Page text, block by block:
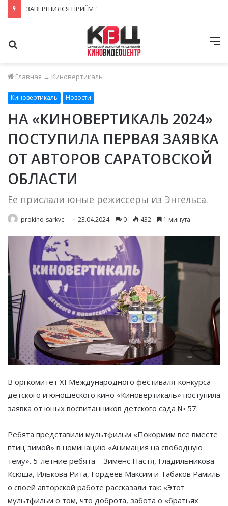
Главная → Киновертикаль
Киновертикаль Новости
НА «КИНОВЕРТИКАЛЬ 2024»
ПОСТУПИЛА ПЕРВАЯ ЗАЯВКА
ОТ АВТОРОВ САРАТОВСКОЙ
ОБЛАСТИ
Ее прислали юные режиссеры из Энгельса.
prokino-sarkvc 23.04.2024 0 432 1 минута
В оргкомитет XI Международного фестиваля-конкурса
детского и юношеского кино «Киновертикаль» поступила
заявка от юных воспитанников детского сада № 57.
Ребята представили мультфильм «Покормим все вместе
птиц зимой» в номинацию «Анимация на свободную
тему». 5-летние ребята – Зименс Настя, Гладильникова
Ксюша, Илькова Рита, Гордеев Максим и Табаков Рамиль
о своей авторской работе рассказали так: «Этот
мультфильм о том, что доброта, забота о «братьях